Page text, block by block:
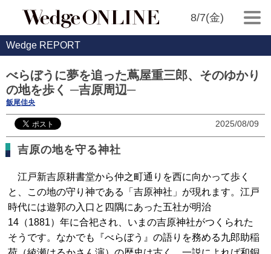
8/7(金)
Wedge REPORT
べらぼうに夢を追った蔦屋重三郎、そのゆかり
の地を歩く ─吉原周辺─
飯尾佳央
2025/08/09
吉原の地を守る神社
江戸新吉原耕書堂から仲之町通りを西に向かって歩く
と、この地の守り神である「吉原神社」が現れます。江戸
時代には遊郭の入口と四隅にあった五社が明治
14（1881）年に合祀され、いまの吉原神社がつくられた
そうです。なかでも『べらぼう』の語りを務める九郎助稲